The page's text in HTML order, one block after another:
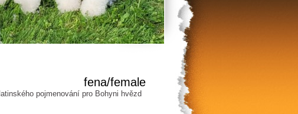
Fell fena/female
pojmenování pro Bohyni hvězd